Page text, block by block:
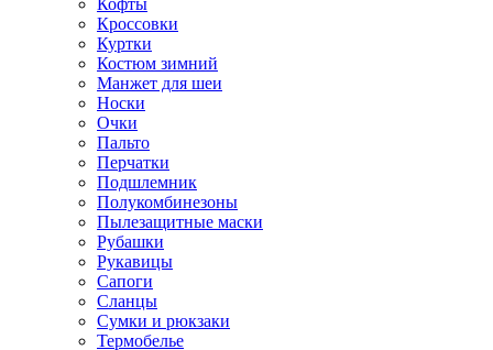
Кофты
Кроссовки
Куртки
Костюм зимний
Манжет для шеи
Носки
Очки
Пальто
Перчатки
Подшлемник
Полукомбинезоны
Пылезащитные маски
Рубашки
Рукавицы
Сапоги
Сланцы
Сумки и рюкзаки
Термобелье